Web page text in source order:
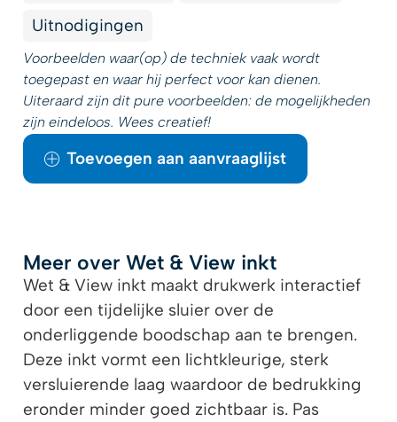
Uitnodigingen
Voorbeelden waar(op) de techniek vaak wordt
toegepast en waar hij perfect voor kan dienen.
Uiteraard zijn dit pure voorbeelden: de mogelijkheden
zijn eindeloos. Wees creatief!
Toevoegen aan aanvraaglijst
Meer over Wet & View inkt
Wet & View inkt maakt drukwerk interactief
door een tijdelijke sluier over de
onderliggende boodschap aan te brengen.
Deze inkt vormt een lichtkleurige, sterk
versluierende laag waardoor de bedrukking
eronder minder goed zichtbaar is. Pas